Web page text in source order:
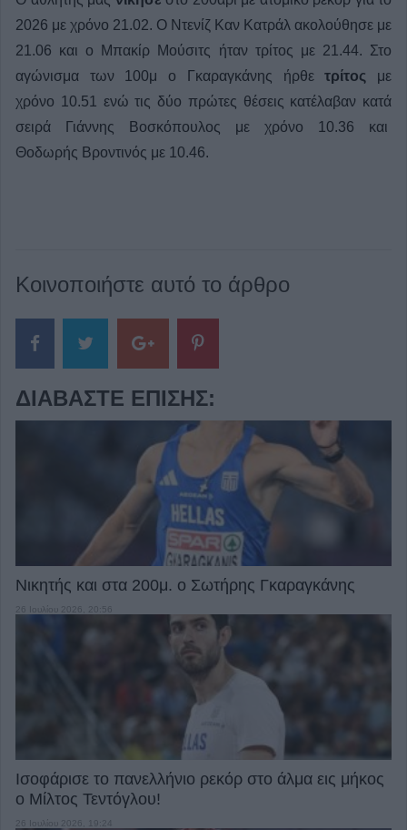
2026 με χρόνο 21.02. Ο Ντενίζ Καν Κατράλ ακολούθησε με
21.06 και ο Μπακίρ Μούσιτς ήταν τρίτος με 21.44. Στο
αγώνισμα των 100μ ο Γκαραγκάνης ήρθετρίτος με
χρόνο 10.51 ενώ τις δύο πρώτες θέσεις κατέλαβαν κατά
σειρά Γιάννης Βοσκόπουλος με χρόνο 10.36 και
Θοδωρής Βροντινός με 10.46.
Κοινοποιήστε αυτό το άρθρο
ΔΙΑΒΆΣΤΕ ΕΠΊΣΗΣ:
Νικητής και στα 200μ. ο Σωτήρης Γκαραγκάνης
Ισοφάρισε το πανελλήνιο ρεκόρ στο άλμα εις μήκος
ο Μίλτος Τεντόγλου!
26 Ιουλίου 2026, 19:24